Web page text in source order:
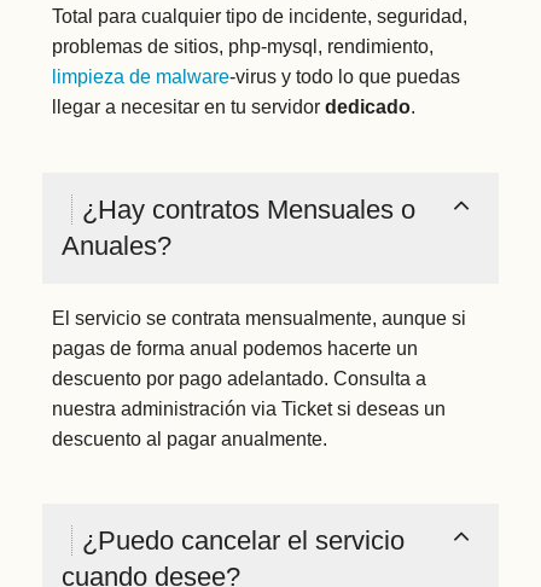
Total para cualquier tipo de incidente, seguridad,
problemas de sitios, php-mysql, rendimiento,
limpieza de malware-virus y todo lo que puedas
llegar a necesitar en tu servidor dedicado.
¿Hay contratos Mensuales o
Anuales?
El servicio se contrata mensualmente, aunque si
pagas de forma anual podemos hacerte un
descuento por pago adelantado. Consulta a
nuestra administración via Ticket si deseas un
descuento al pagar anualmente.
¿Puedo cancelar el servicio
cuando desee?